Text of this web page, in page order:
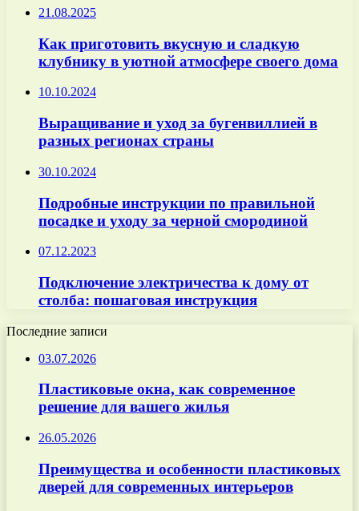
21.08.2025
Как приготовить вкусную и сладкую
клубнику в уютной атмосфере своего дома
10.10.2024
Выращивание и уход за бугенвиллией в
разных регионах страны
30.10.2024
Подробные инструкции по правильной
посадке и уходу за черной смородиной
07.12.2023
Подключение электричества к дому от
столба: пошаговая инструкция
Последние записи
03.07.2026
Пластиковые окна, как современное
решение для вашего жилья
26.05.2026
Преимущества и особенности пластиковых
дверей для современных интерьеров